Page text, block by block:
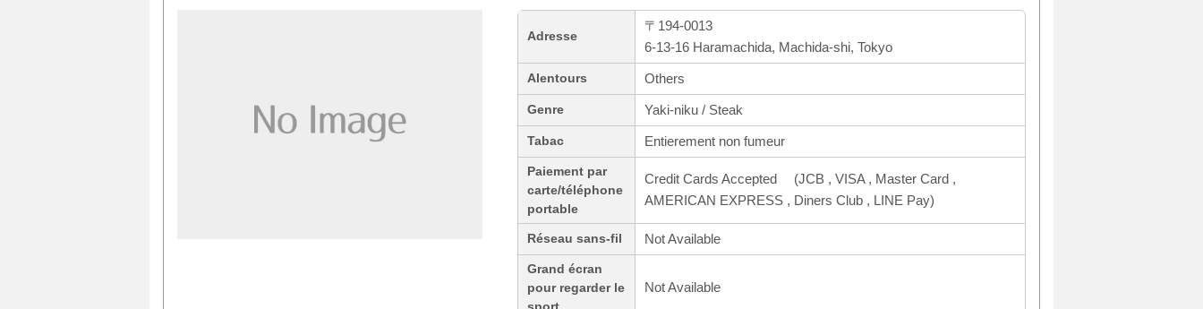
Adresse
〒194-0013
6-13-16 Haramachida, Machida-shi, Tokyo
Alentours Others
Genre Yaki-niku / Steak
Tabac Entierement non fumeur
Paiement par
carte/téléphone
portable
Credit Cards Accepted (JCB , VISA , Master Card ,
AMERICAN EXPRESS , Diners Club , LINE Pay)
Réseau sans-fil Not Available
Grand écran
pour regarder le
Not Available